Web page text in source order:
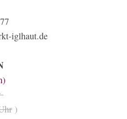
iglhaut.de
)